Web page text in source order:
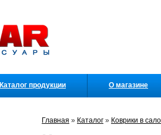
Главная » Каталог » Коврики в
Каталог продукции О магазине